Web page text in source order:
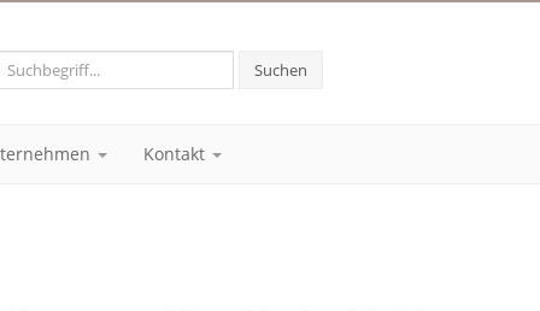
Suchen
Kontakt